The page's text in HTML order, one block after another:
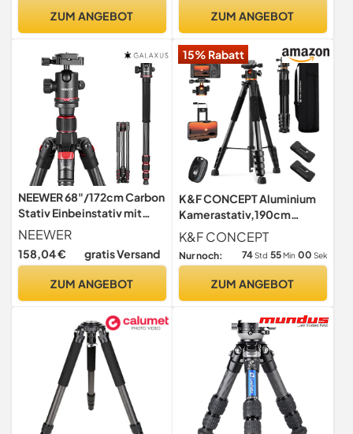
Kameras mit Langen
Makrofotografie
ZUM ANGEBOT ZUM ANGEBOT
NEEWER 68"/172cm Carbon
Stativ Einbeinstativ mit
Mittelsäule, 360°
Panorama Kugelkopf, Arca
Typ QR Platte, Tasche,
Kohlefaser Reisestativ Max
NEEWER
158,04 € gratis Versand
ZUM ANGEBOT
15% Rabatt
K&F CONCEPT Aluminium
Kamerastativ,190cm
Handy-Stativ
K&F CONCEPT
Nur noch: 74Std 54Min 59 Sek
ZUM ANGEBOT